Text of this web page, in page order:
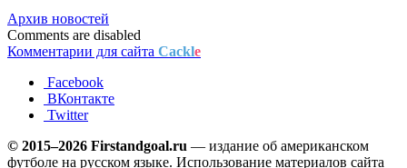
Архив новостей
Comments are disabled
Комментарии для сайта Cackle
Facebook
ВКонтакте
Twitter
© 2015–2026 Firstandgoal.ru — издание об американском
футболе на русском языке. Использование материалов cайта